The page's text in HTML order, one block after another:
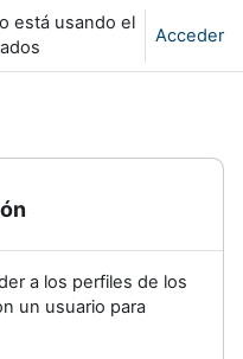
está usando el
Acceder
a los perfiles de los
un usuario para